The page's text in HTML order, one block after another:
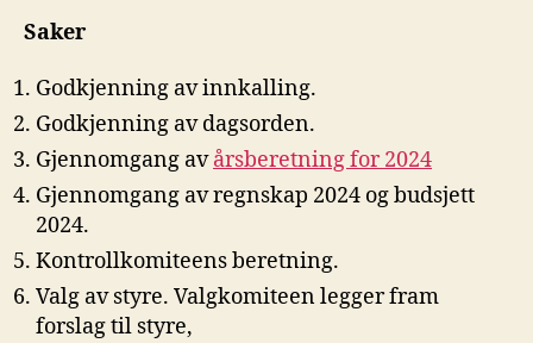
Saker
Godkjenning av innkalling.
Godkjenning av dagsorden.
Gjennomgang avårsberetning for 2024
Gjennomgang av regnskap 2024 og budsjett
2024.
Kontrollkomiteens beretning.
Valg av styre. Valgkomiteen legger fram
forslag til styre,